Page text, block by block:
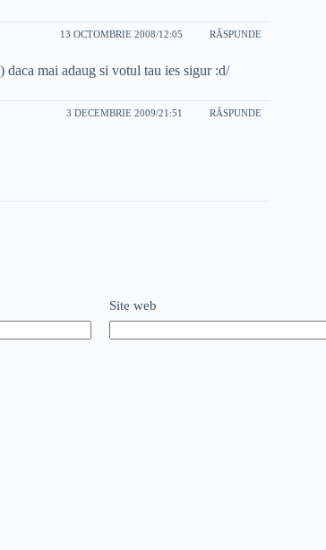
13 OCTOMBRIE 2008/12:05 RĂSPUNDE
mai adaug si votul tau ies sigur :d/
3 DECEMBRIE 2009/21:51 RĂSPUNDE
Site web